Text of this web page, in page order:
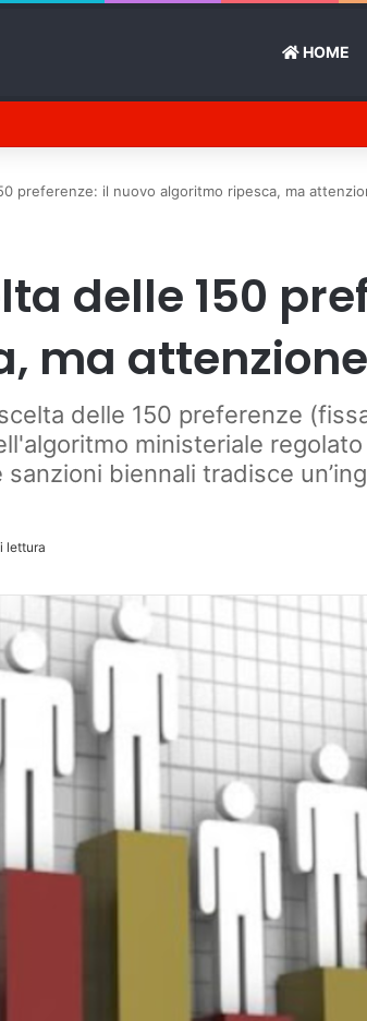
HOME
preferenze: il nuovo algoritmo ripesca, ma
delle 150
ma
delle 150 preferenze
ministeriale
biennali tradisce
lettura